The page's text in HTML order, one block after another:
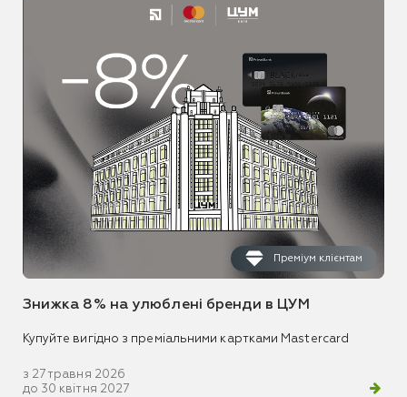
Преміум клієнтам
Знижка 8% на улюблені бренди в ЦУМ
Купуйте вигідно з преміальними картками Mastercard
з 27 травня 2026
до 30 квітня 2027